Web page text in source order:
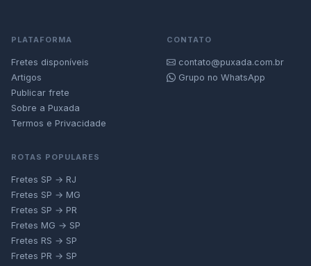
PLATAFORMA
Fretes disponíveis
Artigos
Publicar frete
Sobre a Puxada
Termos e Privacidade
CONTATO
contato@puxada.com.br
Grupo no WhatsApp
ROTAS POPULARES
Fretes SP → RJ
Fretes SP → MG
Fretes SP → PR
Fretes MG → SP
Fretes RS → SP
Fretes PR → SP